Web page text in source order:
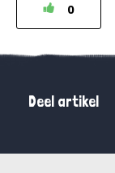
0
Deel artikel